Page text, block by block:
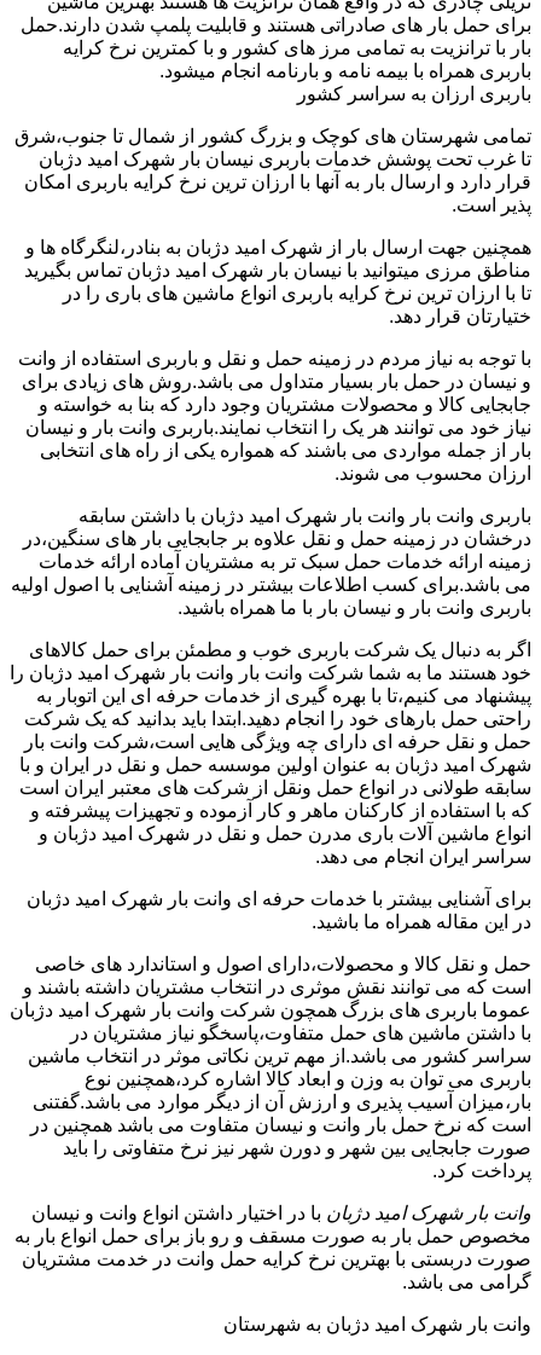
برای حمل بار های صادراتی هستند و قابلیت پلمپ شدن دارند.حمل
بار با ترانزیت به تمامی مرز های کشور و با کمترین نرخ کرایه
باربری همراه با بیمه نامه و بارنامه انجام میشود.
باربری ارزان به سراسر کشور
تمامی شهرستان های کوچک و بزرگ کشور از شمال تا جنوب،شرق
تا غرب تحت پوشش خدمات باربری نیسان بار شهرک امید دژبان
قرار دارد و ارسال بار به آنها با ارزان ترین نرخ کرایه باربری امکان
پذیر است.
همچنین جهت ارسال بار از شهرک امید دژبان به بنادر،لنگرگاه ها و
مناطق مرزی میتوانید با نیسان بار شهرک امید دژبان تماس بگیرید
تا با ارزان ترین نرخ کرایه باربری انواع ماشین های باری را در
ختیارتان قرار دهد.
با توجه به نیاز مردم در زمینه حمل و نقل و باربری استفاده از وانت
و نیسان در حمل بار بسیار متداول می باشد.روش های زیادی برای
جابجایی کالا و محصولات مشتریان وجود دارد که بنا به خواسته و
نیاز خود می توانند هر یک را انتخاب نمایند.باربری وانت بار و نیسان
بار از جمله مواردی می باشند که همواره یکی از راه های انتخابی
ارزان محسوب می شوند.
باربری وانت بار وانت بار شهرک امید دژبان با داشتن سابقه
درخشان در زمینه حمل و نقل علاوه بر جابجایی بار های سنگین،در
زمینه ارائه خدمات حمل سبک تر به مشتریان آماده ارائه خدمات
می باشد.برای کسب اطلاعات بیشتر در زمینه آشنایی با اصول اولیه
باربری وانت بار و نیسان بار با ما همراه باشید.
اگر به دنبال یک شرکت باربری خوب و مطمئن برای حمل کالاهای
خود هستند ما به شما شرکت وانت بار وانت بار شهرک امید دژبان را
پیشنهاد می کنیم،تا با بهره گیری از خدمات حرفه ای این اتوبار به
راحتی حمل بارهای خود را انجام دهید.ابتدا باید بدانید که یک شرکت
حمل و نقل حرفه ای دارای چه ویژگی هایی است،شرکت وانت بار
شهرک امید دژبان به عنوان اولین موسسه حمل و نقل در ایران و با
سابقه طولانی در انواع حمل ونقل از شرکت های معتبر ایران است
که با استفاده از کارکنان ماهر و کار آزموده و تجهیزات پیشرفته و
انواع ماشین آلات باری مدرن حمل و نقل در شهرک امید دژبان و
سراسر ایران انجام می دهد.
برای آشنایی بیشتر با خدمات حرفه ای وانت بار شهرک امید دژبان
در این مقاله همراه ما باشید.
حمل و نقل کالا و محصولات،دارای اصول و استاندارد های خاصی
است که می توانند نقش موثری در انتخاب مشتریان داشته باشند و
عموما باربری های بزرگ همچون شرکت وانت بار شهرک امید دژبان
با داشتن ماشین های حمل متفاوت،پاسخگو نیاز مشتریان در
سراسر کشور می باشد.از مهم ترین نکاتی موثر در انتخاب ماشین
باربری می توان به وزن و ابعاد کالا اشاره کرد،همچنین نوع
بار،میزان آسیب پذیری و ارزش آن از دیگر موارد می باشد.گفتنی
است که نرخ حمل بار وانت و نیسان متفاوت می باشد همچنین در
صورت جابجایی بین شهر و دورن شهر نیز نرخ متفاوتی را باید
پرداخت کرد.
وانت بار شهرک امید دژبان با در اختیار داشتن انواع وانت و نیسان
مخصوص حمل بار به صورت مسقف و رو باز برای حمل انواع بار به
صورت دربستی با بهترین نرخ کرایه حمل وانت در خدمت مشتریان
گرامی می باشد.
وانت بار شهرک امید دژبان به شهرستان